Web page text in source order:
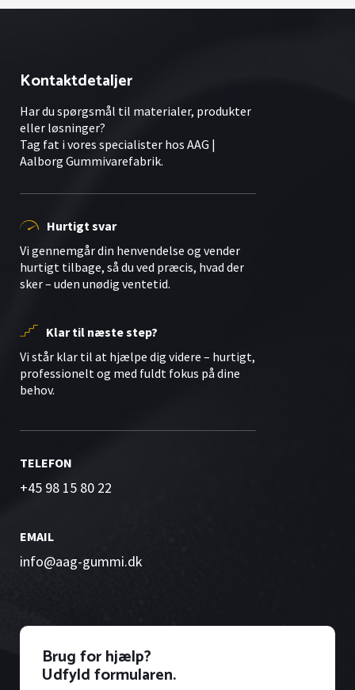
Kontaktdetaljer
Har du spørgsmål til materialer, produkter
eller løsninger?
Tag fat i vores specialister hos AAG |
Aalborg Gummivarefabrik.
Hurtigt svar
Vi gennemgår din henvendelse og vender
hurtigt tilbage, så du ved præcis, hvad der
sker – uden unødig ventetid.
Klar til næste step?
Vi står klar til at hjælpe dig videre – hurtigt,
professionelt og med fuldt fokus på dine
behov.
TELEFON
+45 98 15 80 22
EMAIL
info@aag-gummi.dk
Brug for hjælp?
Udfyld formularen.